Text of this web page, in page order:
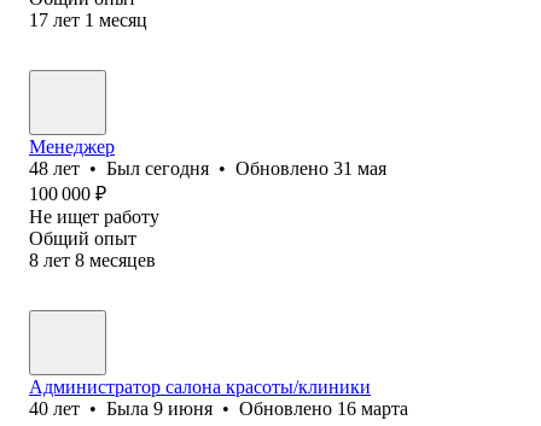
17 лет 1 месяц
Менеджер
48 лет • Был сегодня • Обновлено 31 мая
100 000 ₽
Не ищет работу
Общий опыт
8 лет 8 месяцев
Администратор салона красоты/клиники
40 лет • Была 9 июня • Обновлено 16 марта